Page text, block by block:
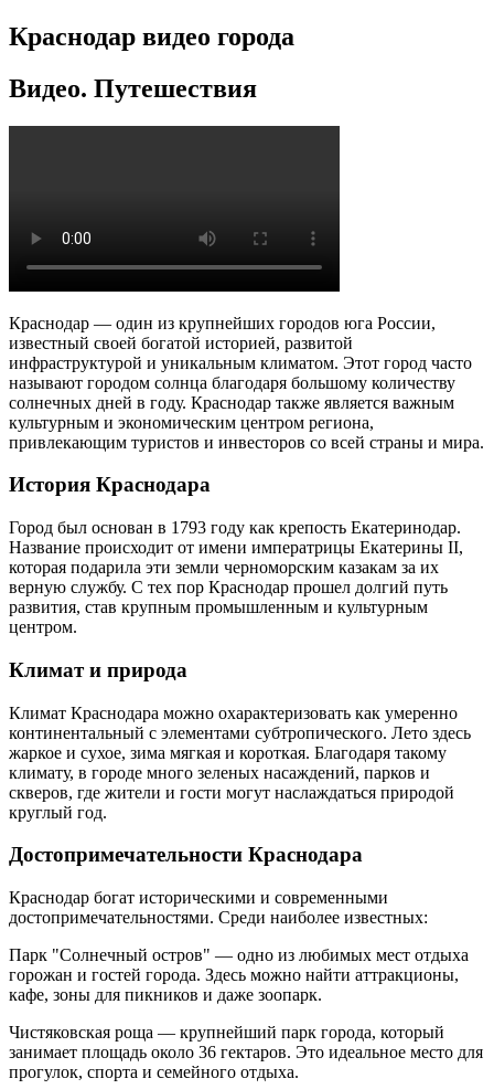
Краснодар видео города
Видео. Путешествия
Краснодар — один из крупнейших городов юга России,
известный своей богатой историей, развитой
инфраструктурой и уникальным климатом. Этот город часто
называют городом солнца благодаря большому количеству
солнечных дней в году. Краснодар также является важным
культурным и экономическим центром региона,
привлекающим туристов и инвесторов со всей страны и мира.
История Краснодара
Город был основан в 1793 году как крепость Екатеринодар.
Название происходит от имени императрицы Екатерины II,
которая подарила эти земли черноморским казакам за их
верную службу. С тех пор Краснодар прошел долгий путь
развития, став крупным промышленным и культурным
центром.
Климат и природа
Климат Краснодара можно охарактеризовать как умеренно
континентальный с элементами субтропического. Лето здесь
жаркое и сухое, зима мягкая и короткая. Благодаря такому
климату, в городе много зеленых насаждений, парков и
скверов, где жители и гости могут наслаждаться природой
круглый год.
Достопримечательности Краснодара
Краснодар богат историческими и современными
достопримечательностями. Среди наиболее известных:
Парк "Солнечный остров" — одно из любимых мест отдыха
горожан и гостей города. Здесь можно найти аттракционы,
кафе, зоны для пикников и даже зоопарк.
Чистяковская роща — крупнейший парк города, который
занимает площадь около 36 гектаров. Это идеальное место для
прогулок, спорта и семейного отдыха.